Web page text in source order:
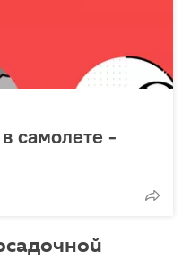
самолете -